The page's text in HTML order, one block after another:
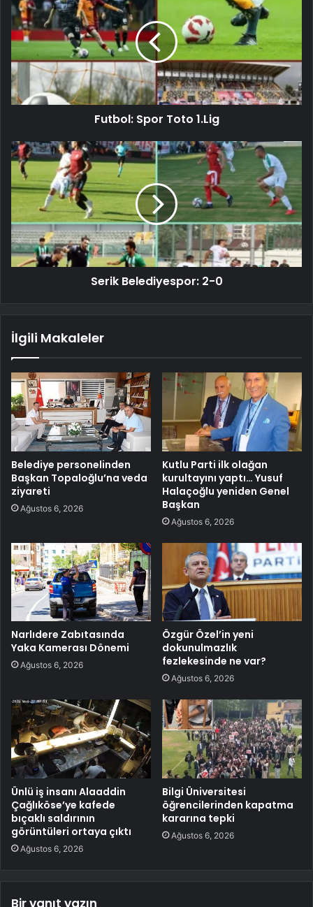
Futbol: Spor Toto 1.Lig
Serik Belediyespor: 2-0
İlgili Makaleler
Belediye personelinden
Başkan Topaloğlu’na veda
ziyareti
Ağustos 6, 2026
Kutlu Parti ilk olağan
kurultayını yaptı… Yusuf
Halaçoğlu yeniden Genel
Başkan
Ağustos 6, 2026
Narlıdere Zabıtasında
Yaka Kamerası Dönemi
Ağustos 6, 2026
Özgür Özel’in yeni
dokunulmazlık
fezlekesinde ne var?
Ağustos 6, 2026
Ünlü iş insanı Alaaddin
Çağlıköse’ye kafede
bıçaklı saldırının
görüntüleri ortaya çıktı
Ağustos 6, 2026
Bilgi Üniversitesi
öğrencilerinden kapatma
kararına tepki
Ağustos 6, 2026
Bir yanıt yazın